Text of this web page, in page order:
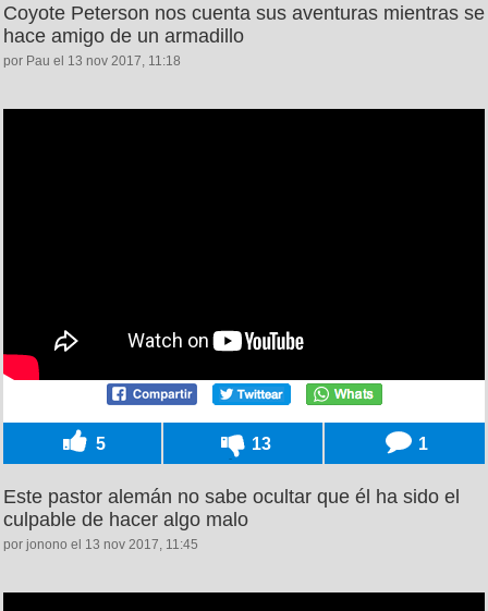
Coyote Peterson nos cuenta sus aventuras mientras se
hace amigo de un armadillo
por Pau el 13 nov 2017, 11:18
5 13 1
Este pastor alemán no sabe ocultar que él ha sido el
culpable de hacer algo malo
por jonono el 13 nov 2017, 11:45